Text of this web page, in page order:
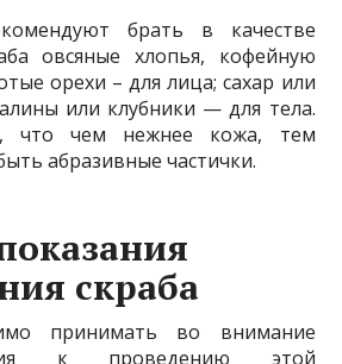
брать в качестве
овсяные хлопья, кофейную
орехи – для лица; сахар или
или клубники — для тела.
что чем нежнее кожа, тем
абразивные частички.
скраба
принимать во внимание
к проведению этой